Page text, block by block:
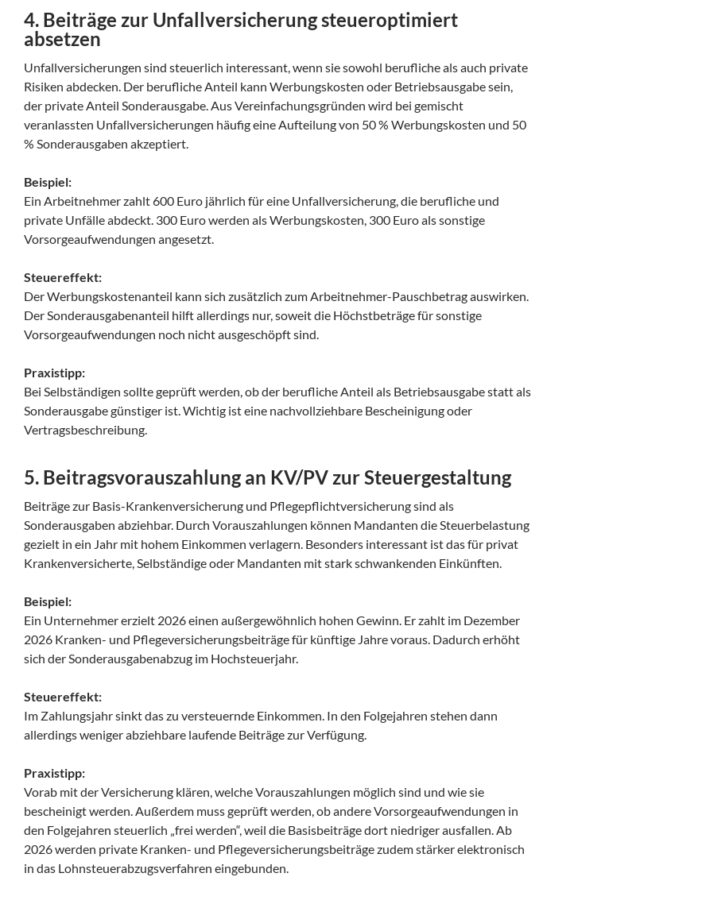
4. Beiträge zur Unfallversicherung steueroptimiert
absetzen
Unfallversicherungen sind steuerlich interessant, wenn sie sowohl berufliche als auch private
Risiken abdecken. Der berufliche Anteil kann Werbungskosten oder Betriebsausgabe sein,
der private Anteil Sonderausgabe. Aus Vereinfachungsgründen wird bei gemischt
veranlassten Unfallversicherungen häufig eine Aufteilung von 50 % Werbungskosten und 50
% Sonderausgaben akzeptiert.
Beispiel:
Ein Arbeitnehmer zahlt 600 Euro jährlich für eine Unfallversicherung, die berufliche und
private Unfälle abdeckt. 300 Euro werden als Werbungskosten, 300 Euro als sonstige
Vorsorgeaufwendungen angesetzt.
Steuereffekt:
Der Werbungskostenanteil kann sich zusätzlich zum Arbeitnehmer-Pauschbetrag auswirken.
Der Sonderausgabenanteil hilft allerdings nur, soweit die Höchstbeträge für sonstige
Vorsorgeaufwendungen noch nicht ausgeschöpft sind.
Praxistipp:
Bei Selbständigen sollte geprüft werden, ob der berufliche Anteil als Betriebsausgabe statt als
Sonderausgabe günstiger ist. Wichtig ist eine nachvollziehbare Bescheinigung oder
Vertragsbeschreibung.
5. Beitragsvorauszahlung an KV/PV zur Steuergestaltung
Beiträge zur Basis-Krankenversicherung und Pflegepflichtversicherung sind als
Sonderausgaben abziehbar. Durch Vorauszahlungen können Mandanten die Steuerbelastung
gezielt in ein Jahr mit hohem Einkommen verlagern. Besonders interessant ist das für privat
Krankenversicherte, Selbständige oder Mandanten mit stark schwankenden Einkünften.
Beispiel:
Ein Unternehmer erzielt 2026 einen außergewöhnlich hohen Gewinn. Er zahlt im Dezember
2026 Kranken- und Pflegeversicherungsbeiträge für künftige Jahre voraus. Dadurch erhöht
sich der Sonderausgabenabzug im Hochsteuerjahr.
Steuereffekt:
Im Zahlungsjahr sinkt das zu versteuernde Einkommen. In den Folgejahren stehen dann
allerdings weniger abziehbare laufende Beiträge zur Verfügung.
Praxistipp:
Vorab mit der Versicherung klären, welche Vorauszahlungen möglich sind und wie sie
bescheinigt werden. Außerdem muss geprüft werden, ob andere Vorsorgeaufwendungen in
den Folgejahren steuerlich „frei werden“, weil die Basisbeiträge dort niedriger ausfallen. Ab
2026 werden private Kranken- und Pflegeversicherungsbeiträge zudem stärker elektronisch
in das Lohnsteuerabzugsverfahren eingebunden.